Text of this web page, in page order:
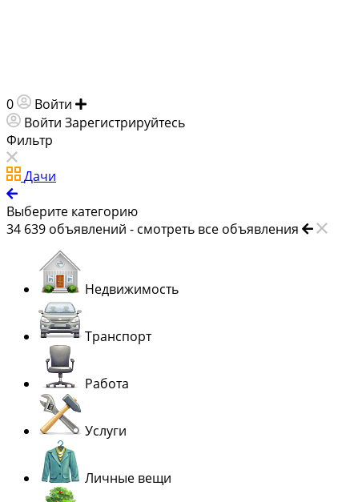
0 Войти
Войти Зарегистрируйтесь
Фильтр
Дачи
Выберите категорию
34 639 объявлений - смотреть все объявления
Недвижимость
Транспорт
Работа
Услуги
Личные вещи